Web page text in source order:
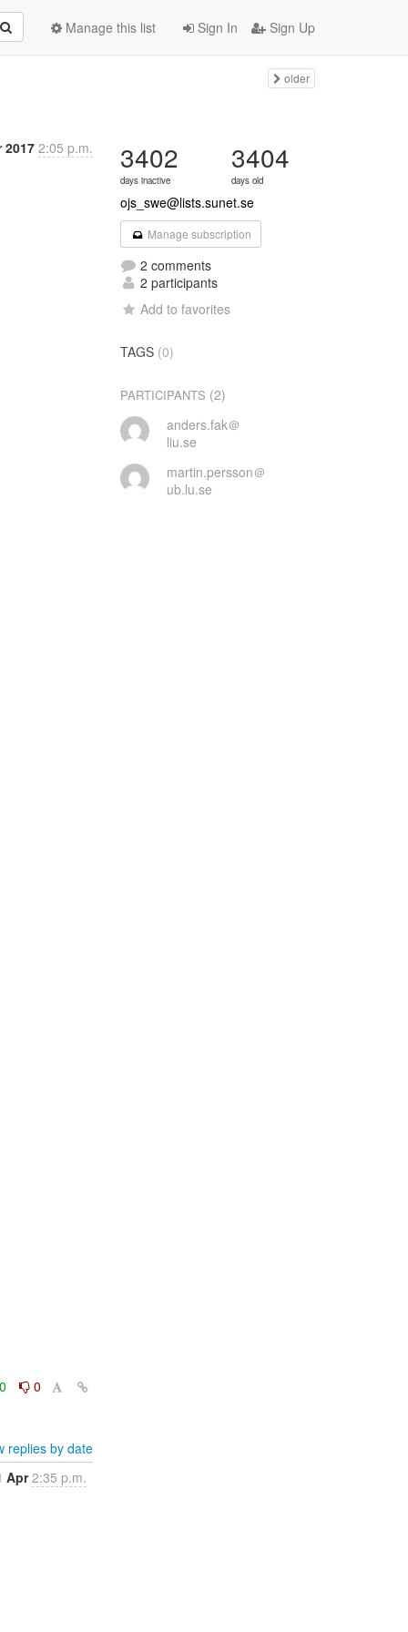
Sign In Sign Up
Manage this list
older
2017 2:05 p.m.
0
replies by date
Apr 2:35 p.m.
3402
days inactive
3404
days old
ojs_swe@lists.sunet.se
Manage subscription
2 comments
2 participants
Add to favorites
TAGS (0)
PARTICIPANTS (2)
anders.fak＠
liu.se
martin.persson＠
ub.lu.se